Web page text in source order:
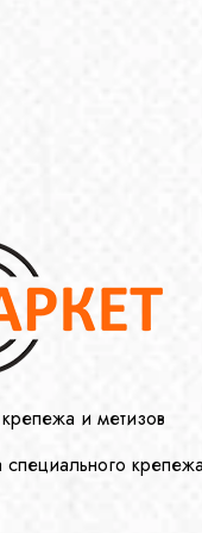
и метизов